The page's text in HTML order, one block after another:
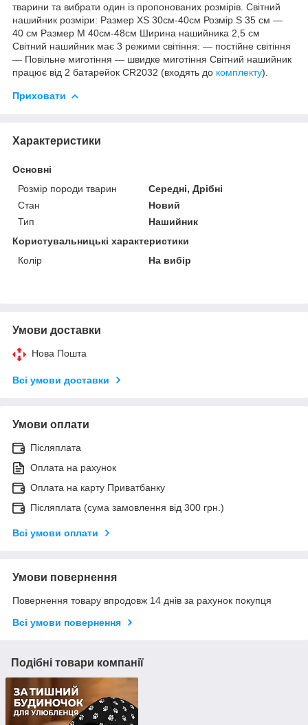
тварини та вибрати один із пропонованих розмірів. Світний
нашийник розміри: Размер XS 30см-40см Розмір S 35 см —
40 см Размер M 40см-48см Ширина нашийника 2,5 см
Світний нашийник має 3 режими світіння: — постійне світіння
— Повільне миготіння — швидке миготіння Світний нашийник
працює від 2 батарейок CR2032 (входять до комплекту).
Приховати
Характеристики
Основні
Розмір породи тварин
Середні, Дрібні
Стан
Новий
Тип
Нашийник
Користувальницькі характеристики
Колір
На вибір
Умови доставки
Нова Пошта
Всі умови доставки
Умови оплати
Післяплата
Оплата на рахунок
Оплата на карту Приватбанку
Післяплата (сума замовлення від 300 грн.)
Всі умови оплати
Умови повернення
Повернення товару впродовж 14 днів за рахунок покупця
Всі умови повернення
Подібні товари компанії